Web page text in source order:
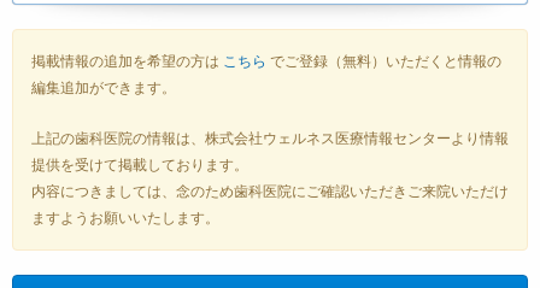
掲載情報の追加を希望の方は こちら でご登録（無料）いただくと情報の
編集追加ができます。
上記の歯科医院の情報は、株式会社ウェルネス医療情報センターより情報
提供を受けて掲載しております。
内容につきましては、念のため歯科医院にご確認いただきご来院いただけ
ますようお願いいたします。